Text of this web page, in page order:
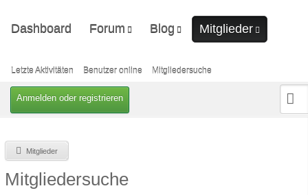
Anmelden oder registrieren
Dashboard Forum Blog Mitglieder
Benutzer online
Letzte Aktivitäten Benutzer online Mitgliedersuche
Mitglieder
Mitgliedersuche